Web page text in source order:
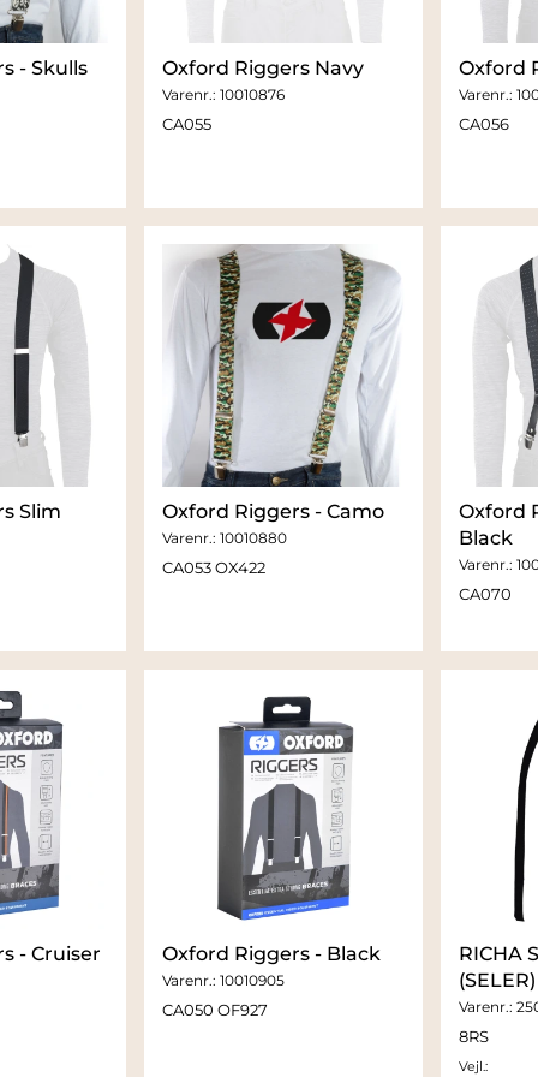
- Skulls Oxford Riggers Navy
Varenr.:10010876
CA055
Oxford
Varenr.:
CA056
Slim
Oxford Riggers - Camo
Varenr.:10010880
CA053 OX422
Oxford
Black
Varenr.:
CA070
- Cruiser Oxford Riggers - Black
Varenr.:10010905
CA050 OF927
RICHA
(SELER)
Varenr.:
8RS
Vejl.: